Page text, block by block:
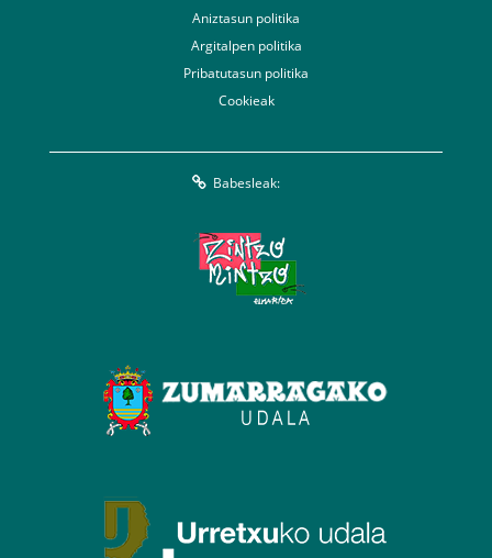
Aniztasun politika
Argitalpen politika
Pribatutasun politika
Cookieak
Babesleak: